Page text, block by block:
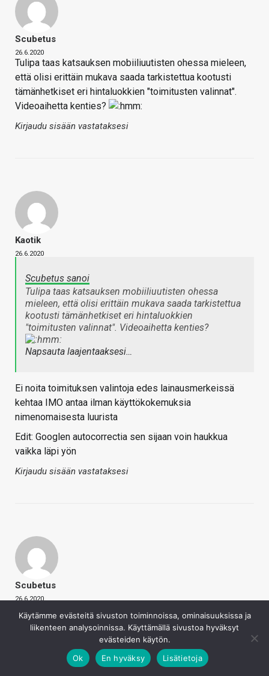
Scubetus
26.6.2020
Tulipa taas katsauksen mobiiliuutisten ohessa mieleen,
että olisi erittäin mukava saada tarkistettua kootusti
tämänhetkiset eri hintaluokkien "toimitusten valinnat".
Videoaihetta kenties?
Kirjaudu sisään vastataksesi
Kaotik
26.6.2020
Scubetus sanoi
Tulipa taas katsauksen mobiiliuutisten ohessa
mieleen, että olisi erittäin mukava saada tarkistettua
kootusti tämänhetkiset eri hintaluokkien
"toimitusten valinnat". Videoaihetta kenties?
Napsauta laajentaaksesi…
Ei noita toimituksen valintoja edes lainausmerkeissä
kehtaa IMO antaa ilman käyttökokemuksia
nimenomaisesta luurista
Edit: Googlen autocorrectia sen sijaan voin haukkua
vaikka läpi yön
Kirjaudu sisään vastataksesi
Scubetus
26.6.2020
tosiaan ehdi jokaiseen hintaluokkaan kaikkia
kokeilemaan. Specsien spekulointina tuon toteuttaminen
on taas aika onttoa sisältöä.
Käytämme evästeitä sivuston toiminnoissa, ominaisuuksissa ja
liikenteen analysoinnissa. Käyttämällä sivustoa hyväksyt
evästeiden käytön.
Ok
En hyväksy Lisätietoja